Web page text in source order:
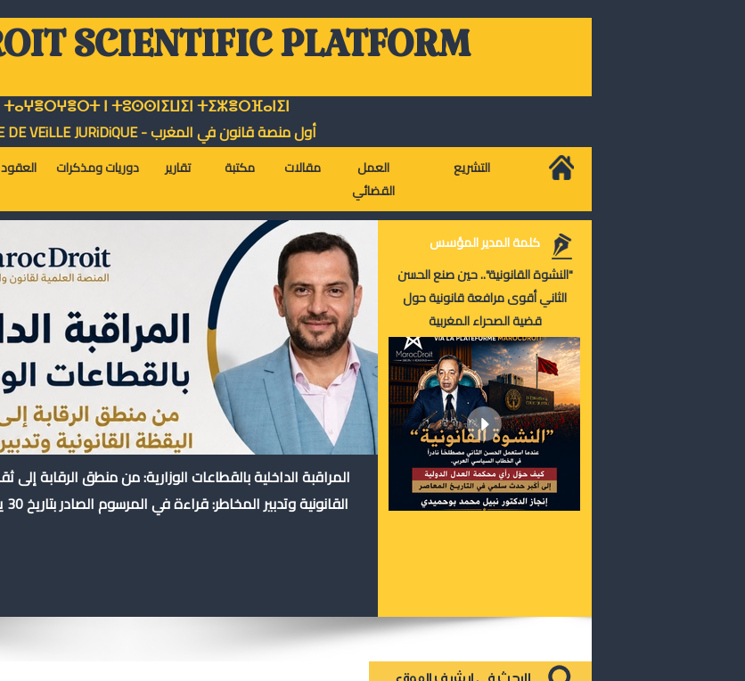
SCIENTIFIC PLATFORM
ⵜⴰⵖⴻⵔⵖⴻⵔⵜ ⵏ ⵜⵓⵙⵙⵏⵉⵡⵉⵏ ⵜⵉⵣⴻⵔⴼⴰⵏⵉⵏ
أول منصة قانون في المغرب - SiTE DE VEiLLE JURiDiQUE
دوريات ومذكرات تقارير مكتبة مقالات
العمل
القضائي
التشريع
المراقبة الداخلية بالقطاعات الوزارية: من منطق الرقابة إلى
القانونية وتدبير المخاطر: قراءة في المرسوم الصادر بتاريخ 30 يوليوز 2026
كلمة المدير المؤسس
"النشوة القانونية".. حين صنع الحسن
الثاني أقوى مرافعة قانونية حول
قضية الصحراء المغربية